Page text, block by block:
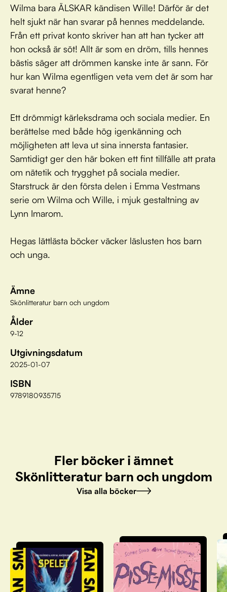
Wilma bara ÄLSKAR kändisen Wille! Därför är det
helt sjukt när han svarar på hennes meddelande.
Från ett privat konto skriver han att han tycker att
hon också är söt! Allt är som en dröm, tills hennes
bästis säger att drömmen kanske inte är sann. För
hur kan Wilma egentligen veta vem det är som har
svarat henne?
Ett drömmigt kärleksdrama och sociala medier. En
berättelse med både hög igenkänning och
möjligheten att leva ut sina innersta fantasier.
Samtidigt ger den här boken ett fint tillfälle att prata
om nätetik och trygghet på sociala medier.
Starstruck är den första delen i Emma Vestmans
serie om Wilma och Wille, i mjuk gestaltning av
Lynn Imarom.
Hegas lättlästa böcker väcker läslusten hos barn
och unga.
Ämne
Skönlitteratur barn och ungdom
Ålder
9-12
Utgivningsdatum
2025-01-07
ISBN
9789180935715
Fler böcker i ämnet
Skönlitteratur barn och ungdom
Visa alla böcker